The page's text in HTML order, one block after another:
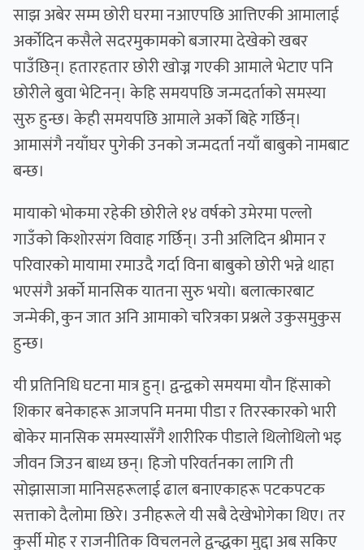
साझ अबेर सम्म छोरी घरमा नआएपछि आत्तिएकी आमालाई
अर्कोदिन कसैले सदरमुकामको बजारमा देखेको खबर
पाउँछिन्। हतारहतार छोरी खोज्न गएकी आमाले भेटाए पनि
छोरीले बुवा भेटिनन्। केहि समयपछि जन्मदर्ताको समस्या
सुरु हुन्छ। केही समयपछि आमाले अर्को बिहे गर्छिन्।
आमासंगै नयाँघर पुगेकी उनको जन्मदर्ता नयाँ बाबुको नामबाट
बन्छ।
मायाको भोकमा रहेकी छोरीले १४ वर्षको उमेरमा पल्लो
गाउँको किशोरसंग विवाह गर्छिन्। उनी अलिदिन श्रीमान र
परिवारको मायामा रमाउदै गर्दा विना बाबुको छोरी भन्ने थाहा
भएसंगै अर्को मानसिक यातना सुरु भयो। बलात्कारबाट
जन्मेकी, कुन जात अनि आमाको चरित्रका प्रश्नले उकुसमुकुस
हुन्छ।
यी प्रतिनिधि घटना मात्र हुन्। द्वन्द्वको समयमा यौन हिंसाको
शिकार बनेकाहरू आजपनि मनमा पीडा र तिरस्कारको भारी
बोकेर मानसिक समस्यासँगै शारीरिक पीडाले थिलोथिलो भइ
जीवन जिउन बाध्य छन्। हिजो परिवर्तनका लागि ती
सोझासाजा मानिसहरूलाई ढाल बनाएकाहरू पटकपटक
सत्ताको दैलोमा छिरे। उनीहरूले यी सबै देखेभोगेका थिए। तर
कुर्सी मोह र राजनीतिक विचलनले द्वन्द्धका मुद्दा अब सकिए